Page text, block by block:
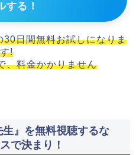
する！
日間無料お試しになりま
す!
、料金かかりません
』を無料視聴するな
で決まり！